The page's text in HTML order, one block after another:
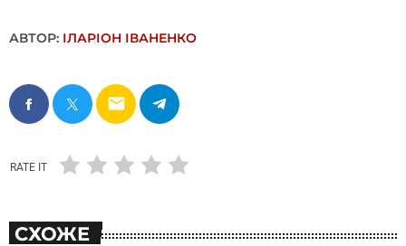
АВТОР: ІЛАРІОН ІВАНЕНКО
email
RATE IT
СХОЖЕ